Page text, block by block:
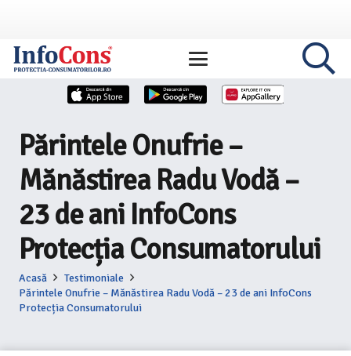
Părintele Onufrie –
Mănăstirea Radu Vodă –
23 de ani InfoCons
Protecția Consumatorului
Acasă
Testimoniale
Părintele Onufrie – Mănăstirea Radu Vodă – 23 de ani InfoCons
Protecția Consumatorului